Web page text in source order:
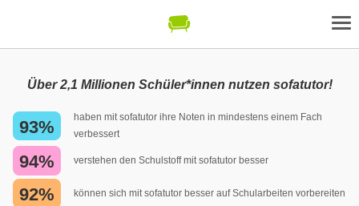
Über 2,1 Millionen Schüler*innen nutzen sofatutor!
93%
haben mit sofatutor ihre Noten in mindestens einem Fach
verbessert
94% verstehen den Schulstoff mit sofatutor besser
92% können sich mit sofatutor besser auf Schularbeiten vorbereiten